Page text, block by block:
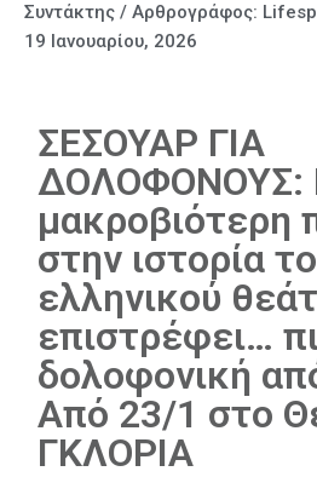
Συντάκτης / Αρθρογράφος:
19 Ιανουαρίου, 2026
ΣΕΣΟΥΑΡ ΓΙΑ
ΔΟΛΟΦΟΝΟΥΣ:
μακροβιότερη
στην ιστορία
ελληνικού
επιστρέφει…
δολοφονική
Από 23/1 στο
ΓΚΛΟΡΙΑ